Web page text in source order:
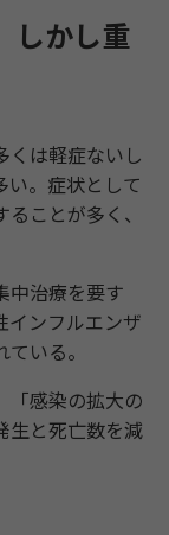
しかし重
くは軽症ないし
い。症状として
ことが多く、
中治療を要す
インフルエンザ
いる。
「感染の拡大の
生と死亡数を減